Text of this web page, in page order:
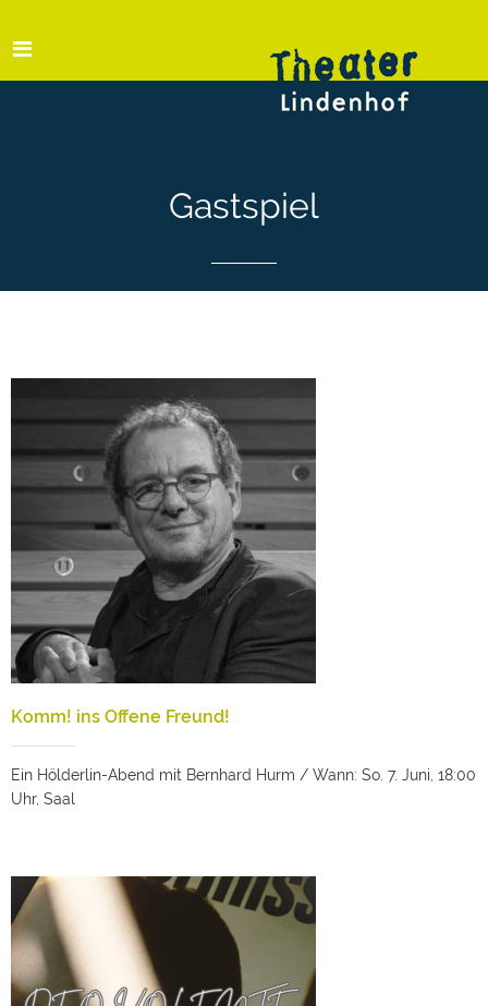
Gastspiel
Komm! ins Offene Freund!
Ein Hölderlin-Abend mit Bernhard Hurm / Wann: So. 7. Juni, 18:00
Uhr, Saal